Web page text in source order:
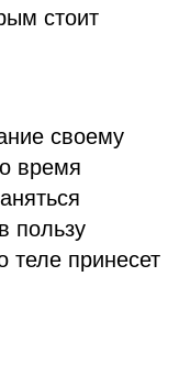
стоит
своему
время
пользу
теле принесет